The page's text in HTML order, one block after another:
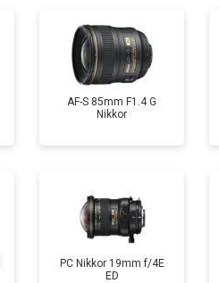
AF-S 85mm F1.4 G
Nikkor
PC Nikkor 19mm f/4E
ED